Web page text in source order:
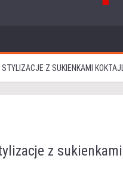
Z SUKIENKAMI
z